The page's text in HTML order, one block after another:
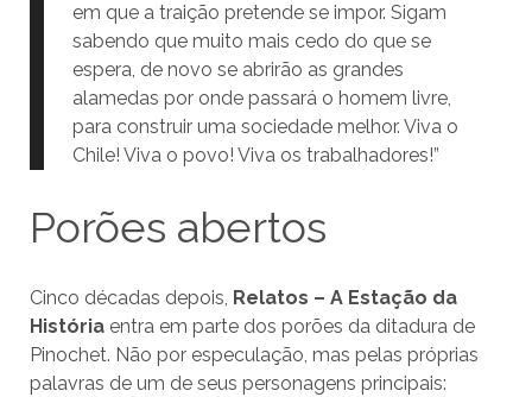
em que a traição pretende se impor. Sigam
sabendo que muito mais cedo do que se
espera, de novo se abrirão as grandes
alamedas por onde passará o homem livre,
para construir uma sociedade melhor. Viva o
Chile! Viva o povo! Viva os trabalhadores!”
Porões abertos
Cinco décadas depois, Relatos – A Estação da
Históriaentra em parte dos porões da ditadura de
Pinochet. Não por especulação, mas pelas próprias
palavras de um de seus personagens principais: